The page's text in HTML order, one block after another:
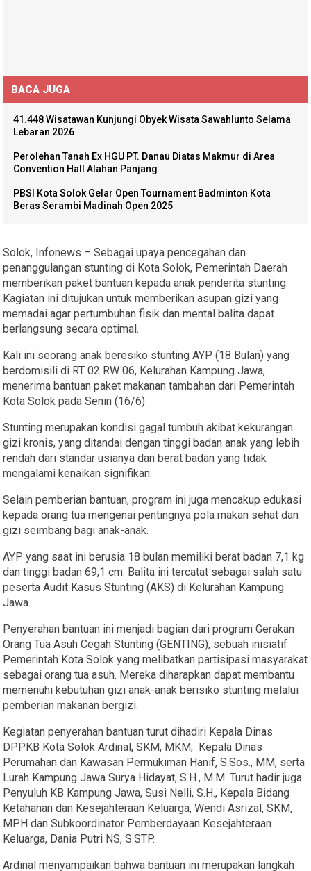
BACA JUGA
41.448 Wisatawan Kunjungi Obyek Wisata Sawahlunto Selama
Lebaran 2026
Perolehan Tanah Ex HGU PT. Danau Diatas Makmur di Area
Convention Hall Alahan Panjang
PBSI Kota Solok Gelar Open Tournament Badminton Kota
Beras Serambi Madinah Open 2025
Solok, Infonews – Sebagai upaya pencegahan dan
penanggulangan stunting di Kota Solok, Pemerintah Daerah
memberikan paket bantuan kepada anak penderita stunting.
Kagiatan ini ditujukan untuk memberikan asupan gizi yang
memadai agar pertumbuhan fisik dan mental balita dapat
berlangsung secara optimal.
Kali ini seorang anak beresiko stunting AYP (18 Bulan) yang
berdomisili di RT 02 RW 06, Kelurahan Kampung Jawa,
menerima bantuan paket makanan tambahan dari Pemerintah
Kota Solok pada Senin (16/6).
Stunting merupakan kondisi gagal tumbuh akibat kekurangan
gizi kronis, yang ditandai dengan tinggi badan anak yang lebih
rendah dari standar usianya dan berat badan yang tidak
mengalami kenaikan signifikan.
Selain pemberian bantuan, program ini juga mencakup edukasi
kepada orang tua mengenai pentingnya pola makan sehat dan
gizi seimbang bagi anak-anak.
AYP yang saat ini berusia 18 bulan memiliki berat badan 7,1 kg
dan tinggi badan 69,1 cm. Balita ini tercatat sebagai salah satu
peserta Audit Kasus Stunting (AKS) di Kelurahan Kampung
Jawa.
Penyerahan bantuan ini menjadi bagian dari program Gerakan
Orang Tua Asuh Cegah Stunting (GENTING), sebuah inisiatif
Pemerintah Kota Solok yang melibatkan partisipasi masyarakat
sebagai orang tua asuh. Mereka diharapkan dapat membantu
memenuhi kebutuhan gizi anak-anak berisiko stunting melalui
pemberian makanan bergizi.
Kegiatan penyerahan bantuan turut dihadiri Kepala Dinas
DPPKB Kota Solok Ardinal, SKM, MKM, Kepala Dinas
Perumahan dan Kawasan Permukiman Hanif, S.Sos., MM, serta
Lurah Kampung Jawa Surya Hidayat, S.H., M.M. Turut hadir juga
Penyuluh KB Kampung Jawa, Susi Nelli, S.H., Kepala Bidang
Ketahanan dan Kesejahteraan Keluarga, Wendi Asrizal, SKM,
MPH dan Subkoordinator Pemberdayaan Kesejahteraan
Keluarga, Dania Putri NS, S.STP.
Ardinal menyampaikan bahwa bantuan ini merupakan langkah